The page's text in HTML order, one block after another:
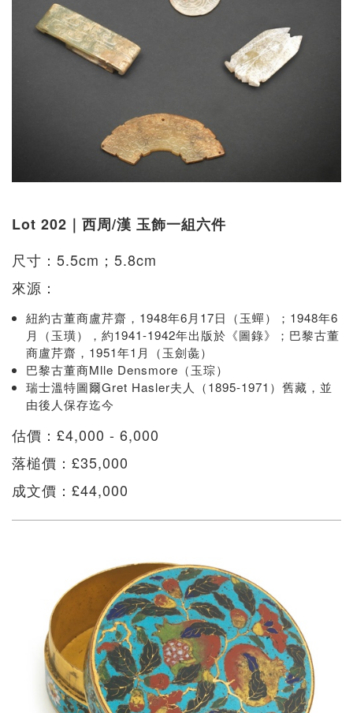
Lot 202｜西周/漢 玉飾一組六件
尺寸：5.5cm；5.8cm
來源：
紐約古董商盧芹齋，1948年6月17日（玉蟬）；1948年6
月（玉璜），約1941-1942年出版於《圖錄》；巴黎古董
商盧芹齋，1951年1月（玉劍彘）
巴黎古董商Mlle Densmore（玉琮）
瑞士溫特圖爾Gret Hasler夫人（1895-1971）舊藏，並
由後人保存迄今
估價：£4,000 - 6,000
落槌價：£35,000
成文價：£44,000